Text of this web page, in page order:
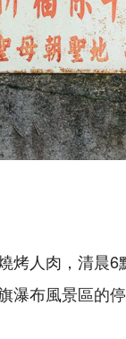
烤人肉，清晨6
瀑布風景區的